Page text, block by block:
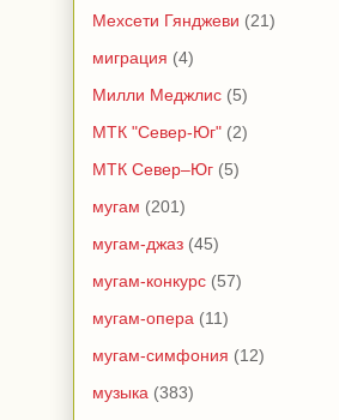
Мехсети Гянджеви (21)
миграция (4)
Милли Меджлис (5)
МТК "Север-Юг" (2)
МТК Север–Юг (5)
мугам (201)
мугам-джаз (45)
мугам-конкурс (57)
мугам-опера (11)
мугам-симфония (12)
музыка (383)